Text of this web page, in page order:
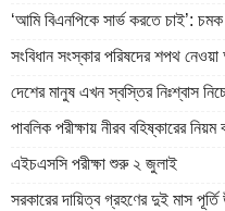
‘আমি বিএনপিকে সার্ভ করতে চাই’: চমক
সংবিধান সংস্কার পরিষদের শপথ
দেশের মানুষ এখন স্বস্তির নিঃশ্বাস
পাবলিক পরীক্ষায় নীরব বহিষ্কারের নিয়ম
এইচএসসি পরীক্ষা শুরু ২ জুলাই
সরকারের দায়িত্ব গ্রহণের দুই মাস